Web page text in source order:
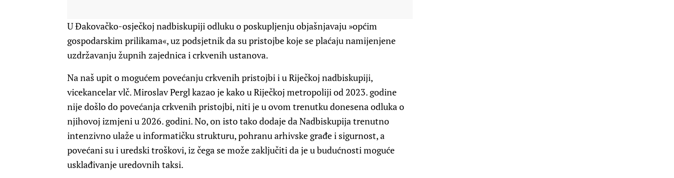
U Đakovačko-osječkoj nadbiskupiji odluku o poskupljenju objašnjavaju »općim
gospodarskim prilikama«, uz podsjetnik da su pristojbe koje se plaćaju namijenjene
uzdržavanju župnih zajednica i crkvenih ustanova.
Na naš upit o mogućem povećanju crkvenih pristojbi i u Riječkoj nadbiskupiji,
vicekancelar ​vlč. Miroslav Pergl kazao je kako u Riječkoj metropoliji od 2023. godine
nije došlo do povećanja crkvenih pristojbi, niti je u ovom trenutku donesena odluka o
njihovoj izmjeni u 2026. godini. No, on isto tako dodaje da Nadbiskupija trenutno
intenzivno ulaže u informatičku strukturu, pohranu arhivske građe i sigurnost, a
povećani su i uredski troškovi, iz čega se može zaključiti da je u budućnosti moguće
usklađivanje uredovnih taksi.